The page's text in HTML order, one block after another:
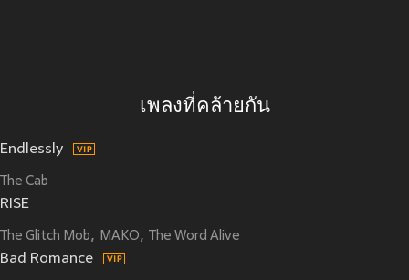
เพลงที่คล้ายกัน
Endlessly
The Cab
RISE
The Glitch Mob MAKO The Word Alive
Bad Romance